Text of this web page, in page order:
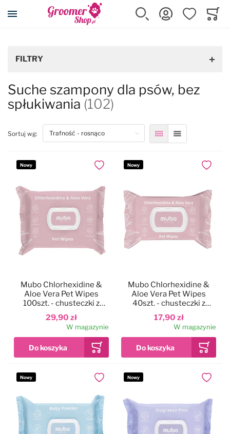
Przejdź na stronę główną
Szukaj Zaloguj sięUlubione
FILTRY
Suche szampony dla psów, bez
spłukiwania (102)
Sortuj wg: SiatkaLista
Nowy
29,90 zł
Mubo Chlorhexidine &
Aloe Vera Pet Wipes
100szt. - chusteczki z
chlorheksydyną i aloesem
dla psa i kota, 15x30cm
W magazynie
Dodaj do ulubionych
Nowy
17,90 zł
Mubo Chlorhexidine &
Aloe Vera Pet Wipes
40szt. - chusteczki z
chlorheksydyną i aloesem
dla psa i kota, 20x30cm
W magazynie
Dodaj
Nowy
Dodaj do ulubionych
Nowy
Dodaj